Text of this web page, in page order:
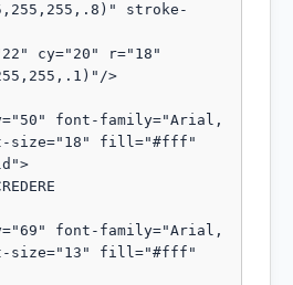
stroke-
>
size="18" fill="#fff"
size="13" fill="#fff"